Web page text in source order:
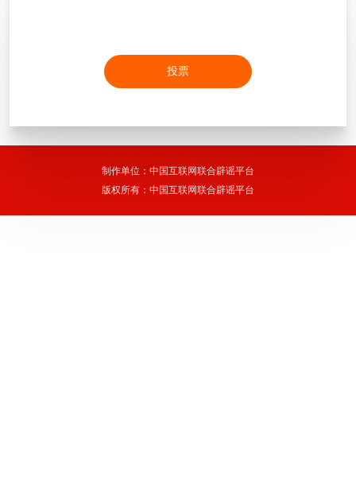
投票
制作单位：中国互联网联合辟谣平台
版权所有：中国互联网联合辟谣平台